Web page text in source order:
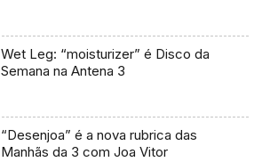
Wet Leg: “moisturizer” é Disco da
Semana na Antena 3
“Desenjoa” é a nova rubrica das
Manhãs da 3 com Joa Vitor